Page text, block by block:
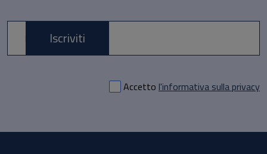
E-mail *
Accetto l'informativa sulla privacy
Iscriviti